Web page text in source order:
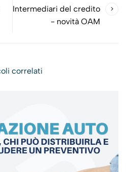
Intermediari del credito
- novità OAM
correlati